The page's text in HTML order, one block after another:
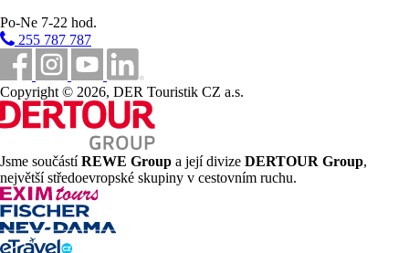
Po-Ne 7-22 hod.
255 787 787
Copyright © 2026, DER Touristik CZ a.s.
Jsme součástíREWE Group a její divize DERTOUR Group,
největší středoevropské skupiny v cestovním ruchu.